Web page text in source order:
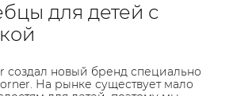
для детей с
создал новый бренд специально
На рынке существует мало